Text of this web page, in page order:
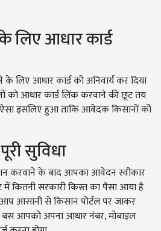
आधार कार्ड
लिए आधार कार्ड को अनिवार्य कर दिया
को आधार कार्ड लिंक करवाने की छूट तय
इसलिए हुआ ताकि आवेदक किसानों को
सुविधा
करवाने के बाद आपका आवेदन स्वीकार
कितनी सरकारी किस्त का पैसा आया है
आसानी से किसान पोर्टल पर जाकर
आपको अपना आधार नंबर, मोबाइल